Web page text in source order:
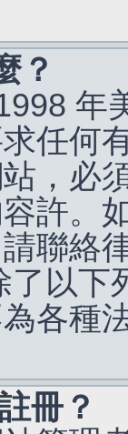
？
年
任何
，必
許。
聯絡
了以下
各種
冊？